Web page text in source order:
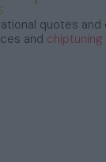
quotes and
and chiptuning